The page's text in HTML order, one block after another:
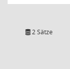
2 Sätze